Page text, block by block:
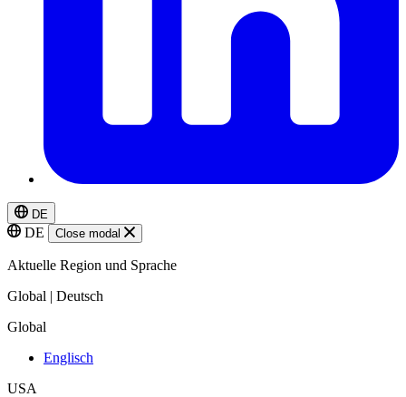
DE
DE Close modal
Aktuelle Region und Sprache
Global | Deutsch
Global
Englisch
USA